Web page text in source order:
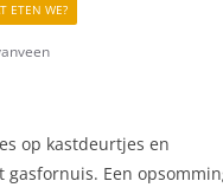
ETEN WE?
op kastdeurtjes en
gasfornuis. Een